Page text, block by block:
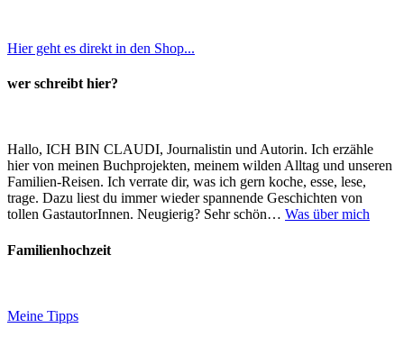
Hier geht es direkt in den Shop...
wer schreibt hier?
Hallo, ICH BIN CLAUDI, Journalistin und Autorin. Ich erzähle
hier von meinen Buchprojekten, meinem wilden Alltag und unseren
Familien-Reisen. Ich verrate dir, was ich gern koche, esse, lese,
trage. Dazu liest du immer wieder spannende Geschichten von
tollen GastautorInnen. Neugierig? Sehr schön… Was über mich
Familienhochzeit
Meine Tipps